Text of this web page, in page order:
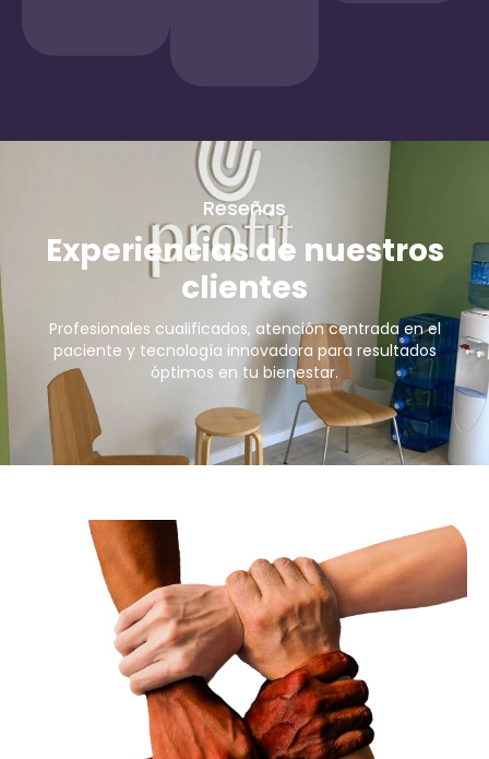
Reseñas
Experiencias de nuestros
clientes
Profesionales cualificados, atención centrada en el
paciente y tecnología innovadora para resultados
óptimos en tu bienestar.